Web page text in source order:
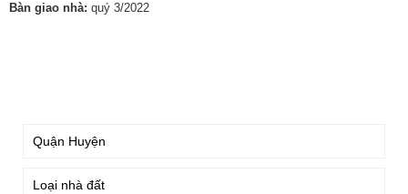
Bàn giao nhà: quý 3/2022